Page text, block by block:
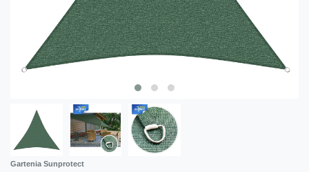
Gartenia Sunprotect